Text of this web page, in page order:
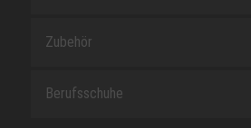
Zubehör
Berufsschuhe